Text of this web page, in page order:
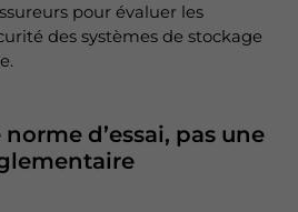
pour évaluer les
des systèmes de stockage
d’essai, pas une